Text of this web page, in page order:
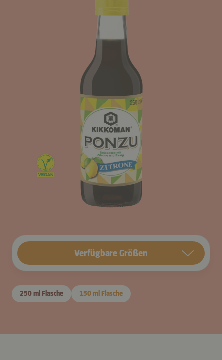
Verfügbare Größen
250 ml Flasche 150 ml Flasche